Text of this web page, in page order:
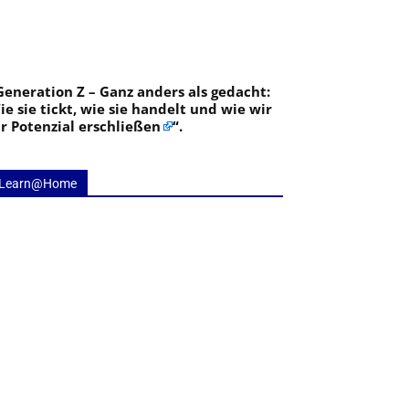
Z – Ganz anders als gedacht:
sie tickt, wie sie handelt und wie wir
Potenzial erschließen
“.
Learn@Home